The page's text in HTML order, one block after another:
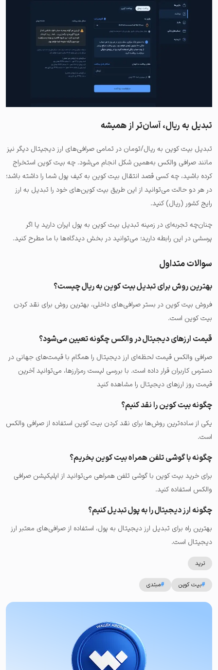
تبدیل به ریال، آسان‌تر از همیشه
تبدیل بیت کوین به ریال/تومان در تمامی صرافی‌های ارز دیجیتال دیگر نیز
مانند صرافی والکس به‌همین شکل انجام می‌شود. چه بیت کوین استخراج
کرده باشید، چه کسی قصد انتقال بیت کوین به کیف پول شما را داشته باشد؛
در هر دو حالت می‌توانید از این طریق بیت کوین‌های خود را تبدیل به ارز
رایج کشور (ریال) کنید.
چنان‌چه تجربه‌ای در زمینه تبدیل بیت کوین به پول ایران دارید یا اگر
پرسشی در این رابطه دارید؛ می‌توانید در بخش دیدگاه‌ها با ما مطرح کنید.
سوالات متداول
بهترین روش برای تبدیل بیت کوین به ریال چیست؟
فروش بیت کوین در بستر صرافی‌های داخلی، بهترین روش برای نقد کردن
بیت کوین است.
قیمت ارزهای دیجیتال در والکس چگونه تعیین می‌‎شود؟
صرافی والکس قیمت لحظه‌ای ارز دیجیتال را همگام با قیمت‌های جهانی در
دسترس کاربران قرار داده است. با بررسی لیست رمزارزها، می‌توانید آخرین
قیمت روز ارزهای دیجیتال را مشاهده کنید
چگونه بیت کوین را نقد کنیم؟
یکی از ساده‌ترین روش‌ها برای نقد کردن بیت کوین استفاده از صرافی والکس
است.
چگونه با گوشی تلفن همراه بیت کوین بخریم؟
برای خرید بیت کوین با گوشی تلفن همراهی می‌توانید از اپلیکیشن صرافی
والکس استفاده کنید.
چگونه ارز دیجیتال را به پول تبدیل کنیم؟
بهترین راه برای تبدیل ارز دیجیتال به پول، استفاده از صرافی‌های معتبر ارز
دیجیتال است.
ترید
#بیت کوین #مبتدی